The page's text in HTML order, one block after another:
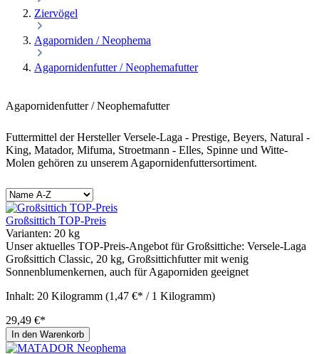
Ziervögel
Agaporniden / Neophema
Agapornidenfutter / Neophemafutter
Agapornidenfutter / Neophemafutter
Futtermittel der Hersteller Versele-Laga - Prestige, Beyers, Natural -
King, Matador, Mifuma, Stroetmann - Elles, Spinne und Witte-
Molen gehören zu unserem Agapornidenfuttersortiment.
Großsittich TOP-Preis
Varianten: 20 kg
Unser aktuelles TOP-Preis-Angebot für Großsittiche: Versele-Laga
Großsittich Classic, 20 kg, Großsittichfutter mit wenig
Sonnenblumenkernen, auch für Agaporniden geeignet
Inhalt: 20 Kilogramm (1,47 €* / 1 Kilogramm)
29,49 €*
In den Warenkorb